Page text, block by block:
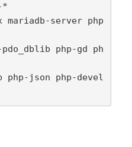
*
server php
php-gd ph
php-json php-devel